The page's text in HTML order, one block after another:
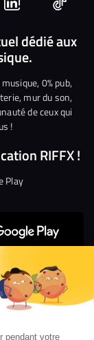
pendant votre
Nous
rejoindre
sur
Linkedin
Nous
dédié aux
0% pub,
mur du son,
de ceux qui
!
RIFFX !
Play
légales